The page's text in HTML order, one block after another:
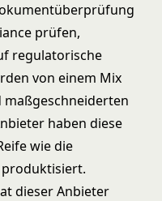
prüfen,
regulatorische
von einem Mix
maßgeschneiderten
haben diese
wie die
dieser Anbieter